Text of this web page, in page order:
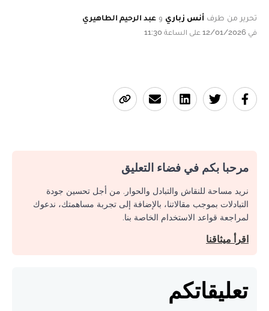
تحرير من طرف أنس زباري و عبد الرحيم الطاهيري
في 12/01/2026 على الساعة 11:30
مرحبا بكم في فضاء التعليق
نريد مساحة للنقاش والتبادل والحوار. من أجل تحسين جودة
التبادلات بموجب مقالاتنا، بالإضافة إلى تجربة مساهمتك، ندعوك
لمراجعة قواعد الاستخدام الخاصة بنا.
اقرأ ميثاقنا
تعليقاتكم